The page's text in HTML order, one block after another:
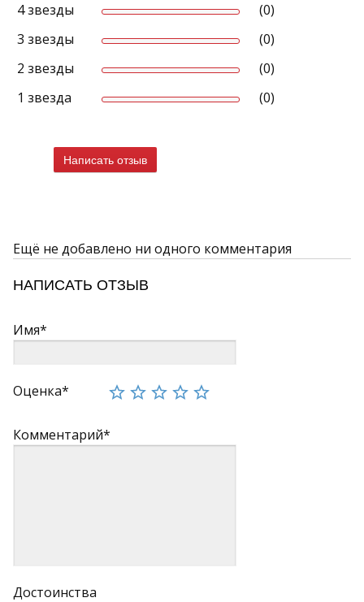
4 звезды
(0)
3 звезды
(0)
2 звезды
(0)
1 звезда
(0)
Написать отзыв
Ещё не добавлено ни одного комментария
НАПИСАТЬ ОТЗЫВ
Имя*
Оценка*
Комментарий*
Достоинства